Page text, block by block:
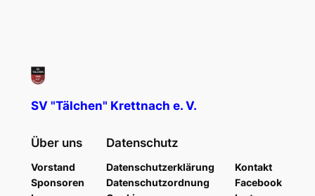
SV "Tälchen" Krettnach e. V.
Über uns
Vorstand
Sponsoren
Datenschutz
Datenschutzerklärung
Datenschutzordnung
Kontakt
Facebook